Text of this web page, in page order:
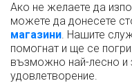
Ако не желаете да
можете да донесете
магазини. Нашите
помогнат и ще се
възможно най-лесно
удовлетворение.